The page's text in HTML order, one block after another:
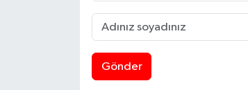
Gönder